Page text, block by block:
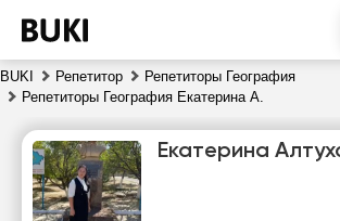
BUKI Репетитор
Репетиторы География
Репетиторы География Екатерина А.
Екатерина